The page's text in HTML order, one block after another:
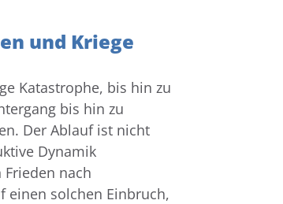
und Kriege
Katastrophe, bis hin zu
bis hin zu
Der Ablauf ist nicht
Dynamik
nach
einen solchen Einbruch,